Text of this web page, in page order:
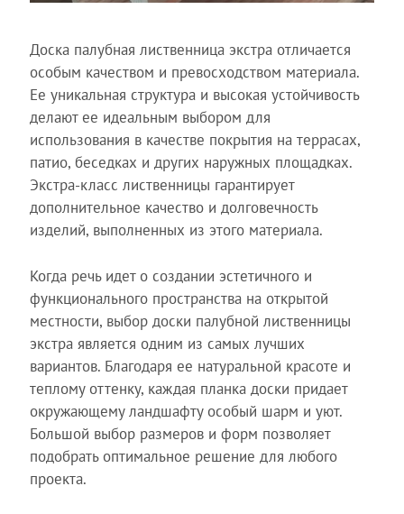
Доска палубная лиственница экстра отличается
особым качеством и превосходством материала.
Ее уникальная структура и высокая устойчивость
делают ее идеальным выбором для
использования в качестве покрытия на террасах,
патио, беседках и других наружных площадках.
Экстра-класс лиственницы гарантирует
дополнительное качество и долговечность
изделий, выполненных из этого материала.
Когда речь идет о создании эстетичного и
функционального пространства на открытой
местности, выбор доски палубной лиственницы
экстра является одним из самых лучших
вариантов. Благодаря ее натуральной красоте и
теплому оттенку, каждая планка доски придает
окружающему ландшафту особый шарм и уют.
Большой выбор размеров и форм позволяет
подобрать оптимальное решение для любого
проекта.